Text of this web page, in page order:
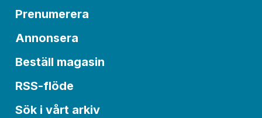
Prenumerera
Annonsera
Beställ magasin
RSS-flöde
Sök i vårt arkiv